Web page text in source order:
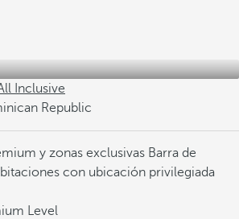
Inclusive
Republic
y zonas exclusivas Barra de
con ubicación privilegiada
Level